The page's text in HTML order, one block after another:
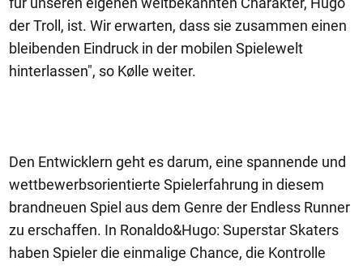
der Troll, ist. Wir erwarten, dass sie zusammen einen
bleibenden Eindruck in der mobilen Spielewelt
hinterlassen", so Kølle weiter.
Den Entwicklern geht es darum, eine spannende und
wettbewerbsorientierte Spielerfahrung in diesem
brandneuen Spiel aus dem Genre der Endless Runner
zu erschaffen. In Ronaldo&Hugo: Superstar Skaters
haben Spieler die einmalige Chance, die Kontrolle